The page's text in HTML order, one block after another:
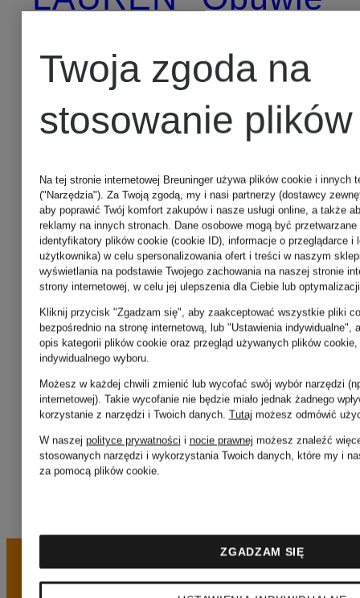
Kozaki
MAGNANNI
Kozaki
maje
Kozaki
Marc
O'Polo
Obuwie
Twoja zgoda na
stosowanie
Na tej stronie internetowej Breuninger używa plików cookie i innych
("Narzędzia"). Za Twoją zgodą, my i nasi partnerzy (dostawcy
aby poprawić Twój komfort zakupów i nasze usługi online, a także
reklamy na innych stronach. Dane osobowe mogą być przetwarzane
identyfikatory plików cookie (cookie ID), informacje o przeglądarce i
użytkownika) w celu spersonalizowania ofert i treści w naszym
wyświetlania na podstawie Twojego zachowania na naszej stronie
strony internetowej, w celu jej ulepszenia dla Ciebie lub
Kliknij przycisk "Zgadzam się", aby zaakceptować wszystkie pliki
bezpośrednio na stronę internetową, lub "Ustawienia indywidualne",
opis kategorii plików cookie oraz przegląd używanych plików
indywidualnego wyboru.
Możesz w każdej chwili zmienić lub wycofać swój wybór narzędzi
internetowej). Takie wycofanie nie będzie miało jednak żadnego
korzystanie z narzędzi i Twoich danych. Tutaj możesz odmówić
W naszej polityce prywatności i nocie prawnej możesz znaleźć
stosowanych narzędzi i wykorzystania Twoich danych, które my i
za pomocą plików cookie.
ZGADZAM SIĘ